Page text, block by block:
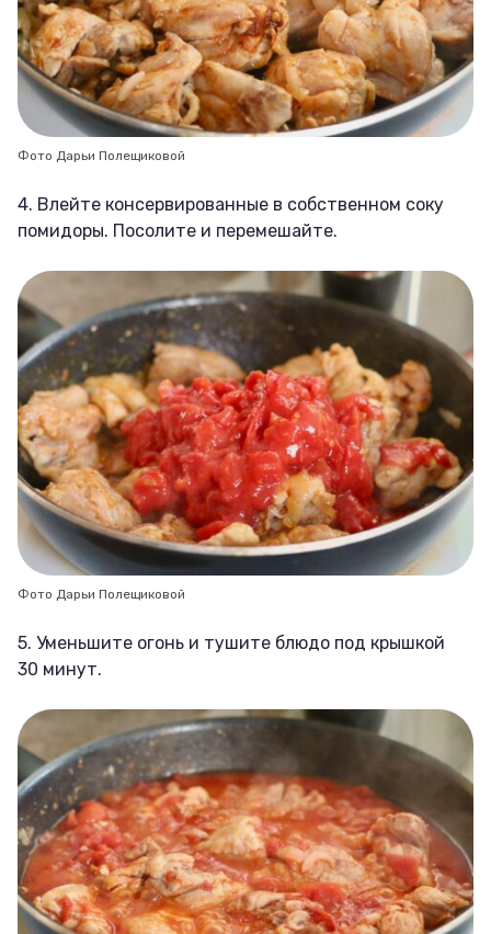
Фото Дарьи Полещиковой
4. Влейте консервированные в собственном соку
помидоры. Посолите и перемешайте.
Фото Дарьи Полещиковой
5. Уменьшите огонь и тушите блюдо под крышкой
30 минут.